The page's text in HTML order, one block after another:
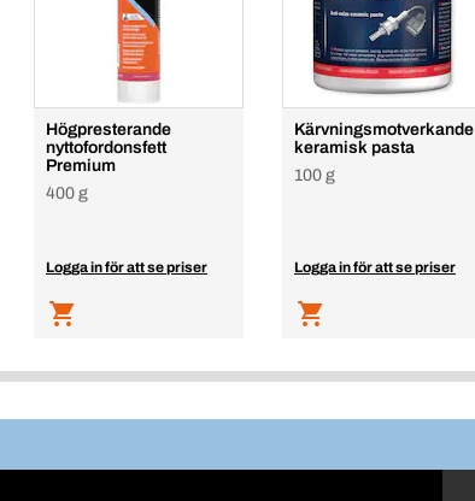
Högpresterande
nyttofordonsfett
Premium
400 g
Logga in för att se priser
Kärvningsmotverkande
keramisk pasta
100 g
Logga in för att se priser